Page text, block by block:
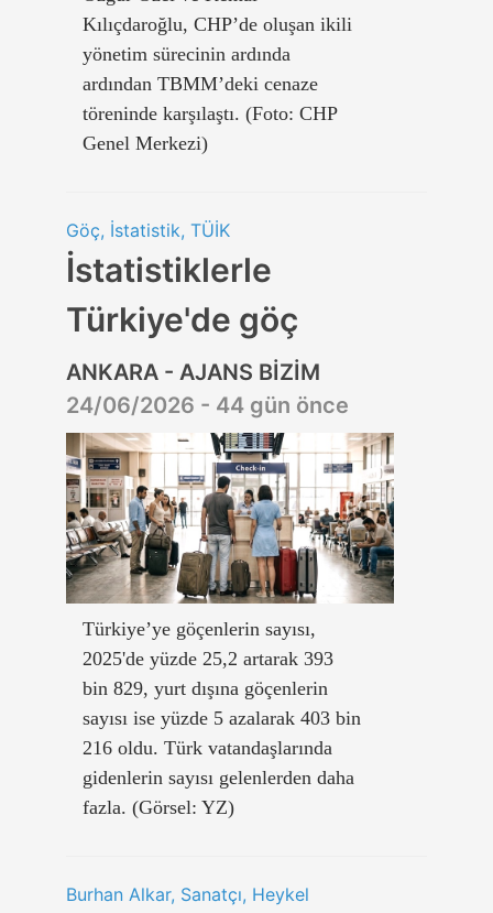
Kılıçdaroğlu, CHP’de oluşan ikili
yönetim sürecinin ardında
ardından TBMM’deki cenaze
töreninde karşılaştı. (Foto: CHP
Genel Merkezi)
Göç, İstatistik, TÜİK
İstatistiklerle
Türkiye'de göç
ANKARA - AJANS BİZİM
24/06/2026 - 44 gün önce
Türkiye’ye göçenlerin sayısı,
2025'de yüzde 25,2 artarak 393
bin 829, yurt dışına göçenlerin
sayısı ise yüzde 5 azalarak 403 bin
216 oldu. Türk vatandaşlarında
gidenlerin sayısı gelenlerden daha
fazla. (Görsel: YZ)
Burhan Alkar, Sanatçı, Heykel